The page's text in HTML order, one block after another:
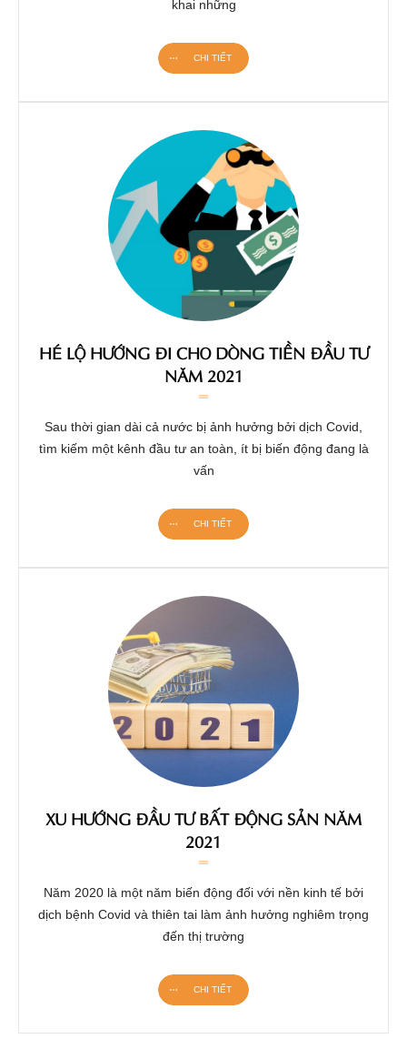
khai những
CHI TIẾT
HÉ LỘ HƯỚNG ĐI CHO DÒNG TIỀN ĐẦU TƯ
NĂM 2021
Sau thời gian dài cả nước bị ảnh hưởng bởi dịch Covid,
tìm kiếm một kênh đầu tư an toàn, ít bị biến động đang là
vấn
CHI TIẾT
XU HƯỚNG ĐẦU TƯ BẤT ĐỘNG SẢN NĂM
2021
Năm 2020 là một năm biến động đối với nền kinh tế bởi
dịch bệnh Covid và thiên tai làm ảnh hưởng nghiêm trọng
đến thị trường
CHI TIẾT